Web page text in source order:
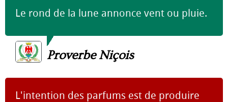
Le rond de la lune annonce vent ou pluie.
Proverbe Niçois
L'intention des parfums est de produire